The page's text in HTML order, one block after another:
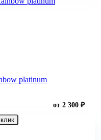
platinum
от 2 300 ₽